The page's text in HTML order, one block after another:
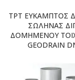
TPT ΕΥΚΑΜΠΤΟΣ
ΣΩΛΗΝΑΣ
ΔΟΜΗΜΕΝΟΥ
GEODRAIN